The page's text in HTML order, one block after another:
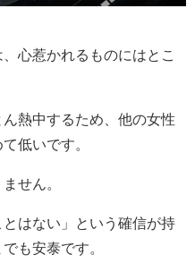
心惹かれるものにはとこ
熱中するため、他の女性
低いです。
せん。
とはない」という確信が持
も安泰です。